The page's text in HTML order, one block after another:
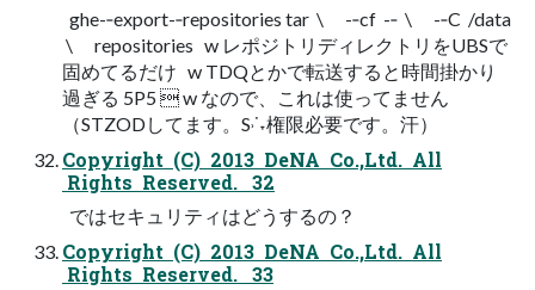
ghe-­‐export-­‐repositories tar \ -­‐cf -­‐ \ -­‐C /data
\ repositories w レポジトリディレクトリをUBSで
固めてるだけ w TDQとかで転送すると時間掛かり
過ぎる 5P5  w なので、これは使ってません
（STZODしてます。S˒˙˕権限必要です。汗）
Copyright (C) 2013 DeNA Co.,Ltd. All
Rights Reserved. 32
ではセキュリティはどうするの？
Copyright (C) 2013 DeNA Co.,Ltd. All
Rights Reserved. 33